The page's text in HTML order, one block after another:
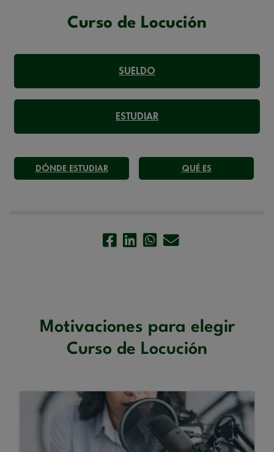
Curso de Locución
SUELDO
ESTUDIAR
DÓNDE ESTUDIAR QUÉ ES
Motivaciones para elegir
Curso de Locución